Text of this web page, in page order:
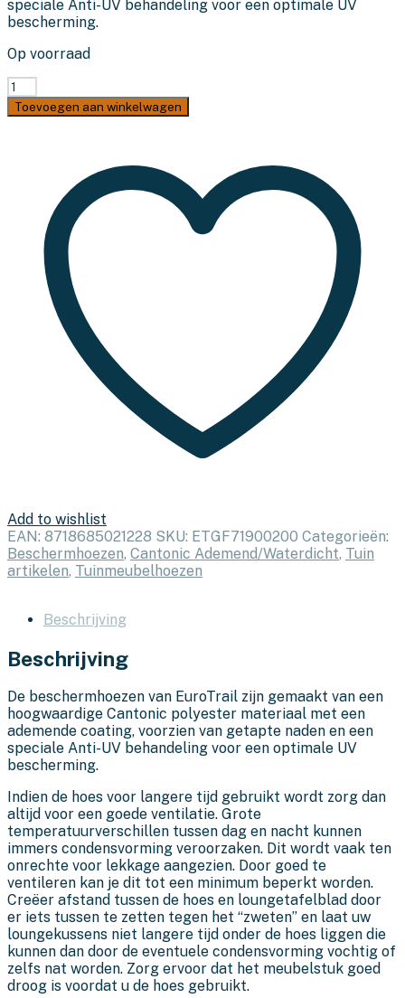
speciale Anti-UV behandeling voor een optimale UV
bescherming.
Op voorraad
Hoes
L-
vormige
270x270x70cm,
Toevoegen aan winkelwagen
Add to wishlist
EAN: 8718685021228 SKU: ETGF71900200 Categorieën:
Beschermhoezen, Cantonic Ademend/Waterdicht, Tuin
artikelen, Tuinmeubelhoezen
Beschrijving
Beschrijving
De beschermhoezen van EuroTrail zijn gemaakt van een
hoogwaardige Cantonic polyester materiaal met een
ademende coating, voorzien van getapte naden en een
speciale Anti-UV behandeling voor een optimale UV
bescherming.
Indien de hoes voor langere tijd gebruikt wordt zorg dan
altijd voor een goede ventilatie. Grote
temperatuurverschillen tussen dag en nacht kunnen
immers condensvorming veroorzaken. Dit wordt vaak ten
onrechte voor lekkage aangezien. Door goed te
ventileren kan je dit tot een minimum beperkt worden.
Creëer afstand tussen de hoes en loungetafelblad door
er iets tussen te zetten tegen het “zweten” en laat uw
loungekussens niet langere tijd onder de hoes liggen die
kunnen dan door de eventuele condensvorming vochtig of
zelfs nat worden. Zorg ervoor dat het meubelstuk goed
droog is voordat u de hoes gebruikt.